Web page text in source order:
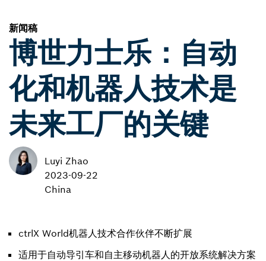
新闻稿
博世力士乐：自动
化和机器人技术是
未来工厂的关键
Luyi Zhao
2023-09-22
China
ctrlX World机器人技术合作伙伴不断扩展
适用于自动导引车和自主移动机器人的开放系统解决方案